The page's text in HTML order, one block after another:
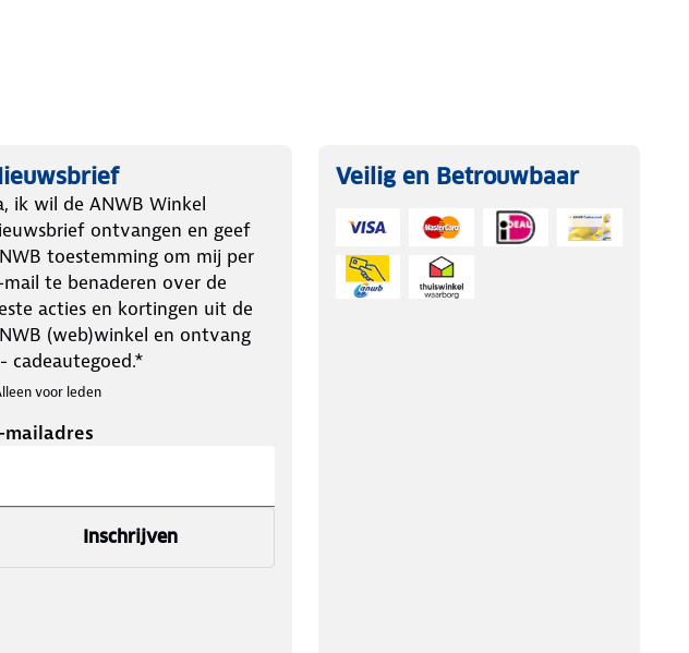
ik wil de ANWB Winkel
ontvangen en geef
toestemming om mij per
mail te benaderen over de
acties en kortingen uit de
(web)winkel en ontvang
cadeautegoed.*
voor leden
mailadres
Inschrijven
Veilig en Betrouwbaar